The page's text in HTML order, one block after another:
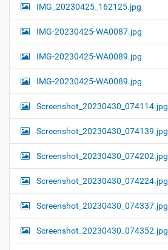
IMG_20230425_162125.jpg
IMG-20230425-WA0087.jpg
IMG-20230425-WA0089.jpg
IMG-20230425-WA0089.jpg
Screenshot_20230430_074114.jpg
Screenshot_20230430_074139.jpg
Screenshot_20230430_074202.jpg
Screenshot_20230430_074224.jpg
Screenshot_20230430_074337.jpg
Screenshot_20230430_074352.jpg